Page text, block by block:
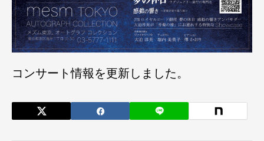
コンサート情報を更新しました。